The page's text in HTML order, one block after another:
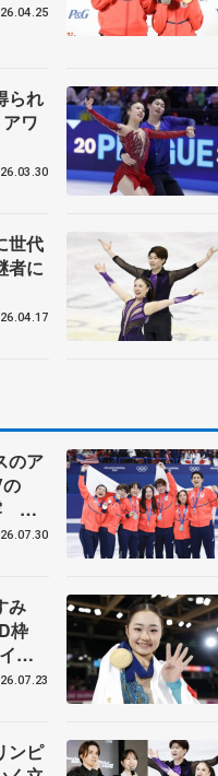
られ
ワ
世代
者に
のア
ハ
ンバ
み
枠
ス
#74
ンピ